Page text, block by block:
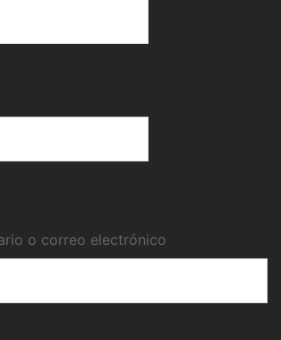
o correo electrónico